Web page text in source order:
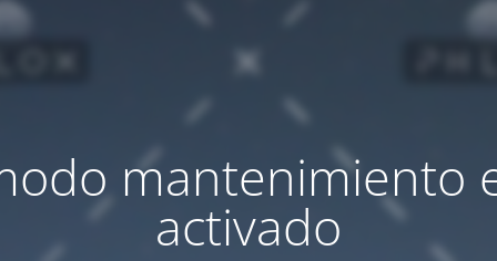
mantenimiento
activado